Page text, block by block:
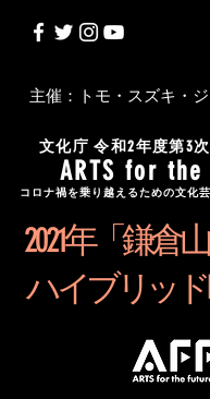
文化庁 令和2年度第3
ARTS for
コロナ禍を乗り越えるための文化
2 0 2 1 年「鎌
ハイブリッド
主催：トモ・スズキ・